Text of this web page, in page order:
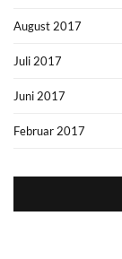
August 2017
Juli 2017
Juni 2017
Februar 2017